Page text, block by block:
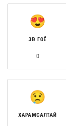
ЗӨВ ГОЁ
0
ХАРАМСАЛТАЙ